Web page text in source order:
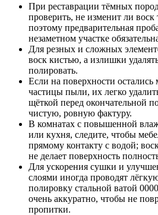
При реставрации тёмных
проверить, не изменит ли
поэтому предварительная
незаметном участке
Для резных и сложных
воск кистью, а излишки
полировать.
Если на поверхности
частицы пыли, их легко
щёткой перед окончательной
чистую, ровную фактуру.
В комнатах с повышенной
или кухня, следите, чтобы
прямому контакту с водой;
не делает поверхность
Для ускорения сушки и
слоями иногда проводят
полировку стальной ватой
очень аккуратно, чтобы не
пропитки.